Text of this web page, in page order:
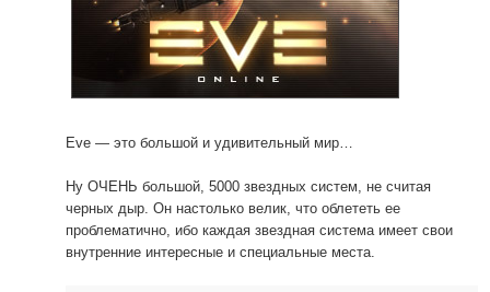
Eve — это большой и удивительный мир…
Ну ОЧЕНЬ большой, 5000 звездных систем, не считая
черных дыр. Он настолько велик, что облететь ее
проблематично, ибо каждая звездная система имеет свои
внутренние интересные и специальные места.